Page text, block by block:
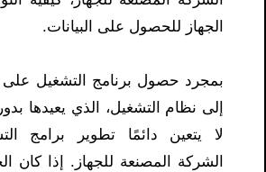
الجهاز للحصول على البيانات.
بمجرد حصول برنامج التشغيل على
إلى نظام التشغيل، الذي يعيدها
لا يتعين دائمًا تطوير برامج
الشركة المصنعة للجهاز. إذا كان